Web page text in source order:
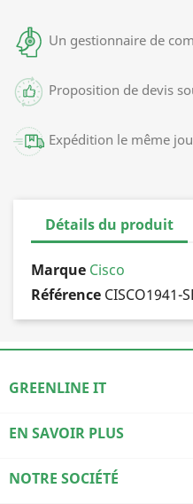
Un gestionnaire de
Proposition de devis
Expédition le même
Détails du produit
Marque Cisco
Référence CISCO1941-
GREENLINE IT
EN SAVOIR PLUS
NOTRE SOCIÉTÉ